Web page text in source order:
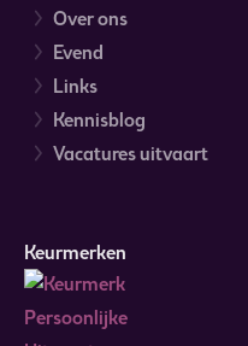
Over ons
Evend
Links
Kennisblog
Vacatures uitvaart
Keurmerken